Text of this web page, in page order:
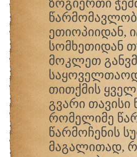
ზოგიერთი
ეთიოპიიდან,
სომხეთიდან
მოკლეთ
თითქმის
გვარი თავისი
რომელიმე
წარმოჩენის
მაგალითად,